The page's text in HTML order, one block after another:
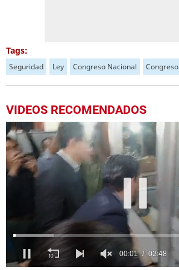
Tags:
Seguridad Ley Congreso Nacional Congreso
VIDEOS RECOMENDADOS